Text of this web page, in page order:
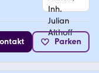
Parken